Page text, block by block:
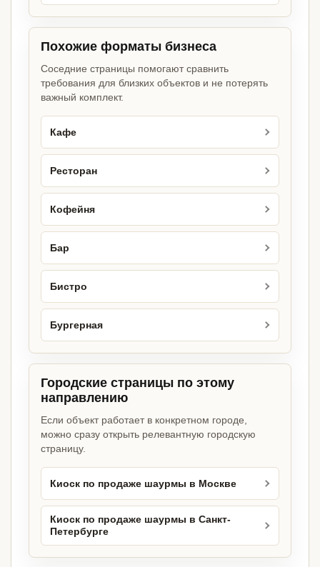
Похожие форматы бизнеса
Соседние страницы помогают сравнить
требования для близких объектов и не потерять
важный комплект.
Кафе
Ресторан
Кофейня
Бар
Бистро
Бургерная
Городские страницы по этому
направлению
Если объект работает в конкретном городе,
можно сразу открыть релевантную городскую
страницу.
Киоск по продаже шаурмы в Москве
Киоск по продаже шаурмы в Санкт-
Петербурге